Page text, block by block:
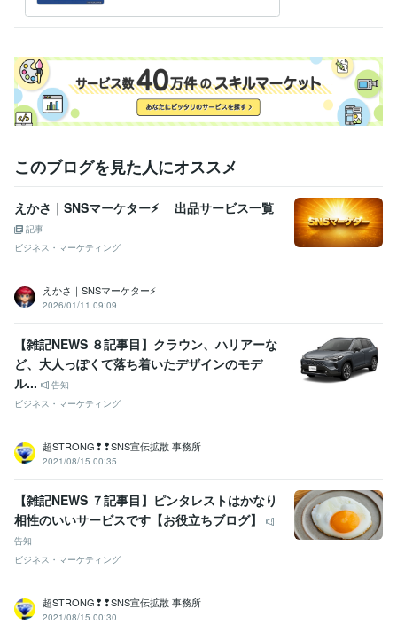
このブログを見た人にオススメ
えかさ｜SNSマーケター⚡ 出品サービス一覧
記事
ビジネス・マーケティング
えかさ｜SNSマーケター⚡
2026/01/11 09:09
【雑記NEWS ８記事目】クラウン、ハリアーな
ど、大人っぽくて落ち着いたデザインのモデ
ル...
告知
ビジネス・マーケティング
超STRONG❢❢SNS宣伝拡散 事務所
2021/08/15 00:35
【雑記NEWS ７記事目】ピンタレストはかなり
相性のいいサービスです【お役立ちブログ】
告知
ビジネス・マーケティング
超STRONG❢❢SNS宣伝拡散 事務所
2021/08/15 00:30